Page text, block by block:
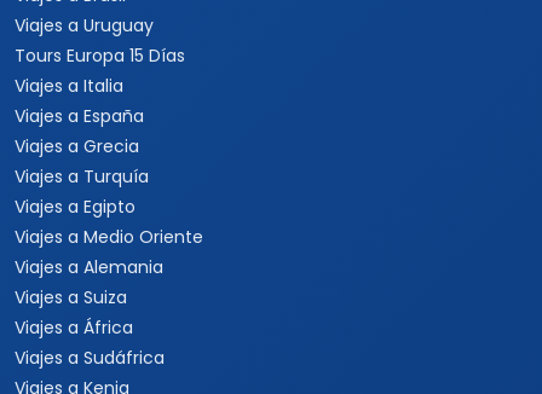
Viajes a Uruguay
Tours Europa 15 Días
Viajes a Italia
Viajes a España
Viajes a Grecia
Viajes a Turquía
Viajes a Egipto
Viajes a Medio Oriente
Viajes a Alemania
Viajes a Suiza
Viajes a África
Viajes a Sudáfrica
Viajes a Kenia